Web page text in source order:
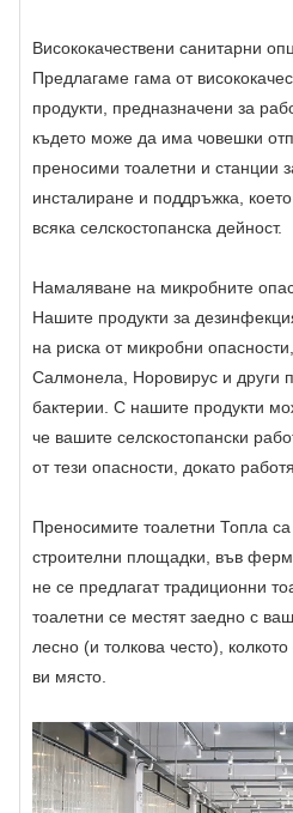
Висококачествени санитарни
Предлагаме гама от
продукти, предназначени за
където може да има човешки
преносими тоалетни и станции
инсталиране и поддръжка,
всяка селскостопанска дейност.
Намаляване на микробните
Нашите продукти за
на риска от микробни
Салмонела, Норовирус и други
бактерии. С нашите продукти
че вашите селскостопански
от тези опасности, докато
Преносимите тоалетни Топла
строителни площадки, във
не се предлагат традиционни
тоалетни се местят заедно с
лесно (и толкова често),
ви място.